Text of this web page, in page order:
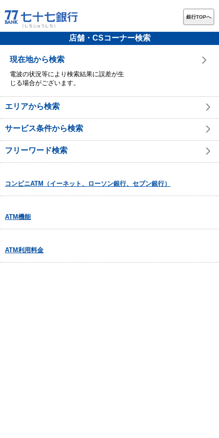
銀行TOPへ
店舗・CSコーナー検索
現在地から検索
電波の状況等により検索結果に誤差が生
じる場合がございます。
エリアから検索
サービス条件から検索
フリーワード検索
コンビニATM（イーネット、ローソン銀行、セブン銀行）
ATM機能
ATM利用料金